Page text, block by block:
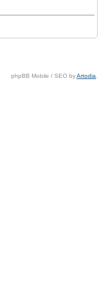
phpBB Mobile / SEO byArtodia